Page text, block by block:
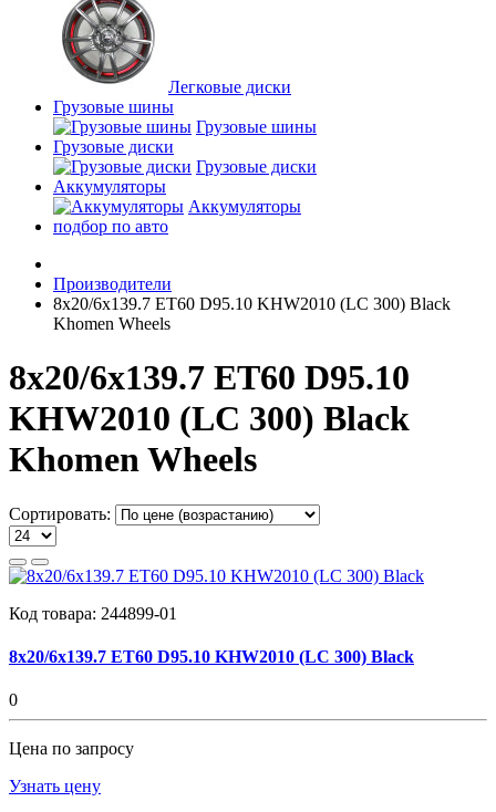
Легковые диски
Грузовые шины
Грузовые шины
Грузовые диски
Грузовые диски
Аккумуляторы
Аккумуляторы
подбор по авто
Производители
8x20/6x139.7 ET60 D95.10 KHW2010 (LC 300) Black
Khomen Wheels
8x20/6x139.7 ET60 D95.10
KHW2010 (LC 300) Black
Khomen Wheels
Сортировать:
Код товара: 244899-01
8x20/6x139.7 ET60 D95.10 KHW2010 (LC 300) Black
0
Цена по запросу
Узнать цену